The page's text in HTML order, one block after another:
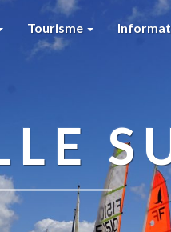
Tourisme